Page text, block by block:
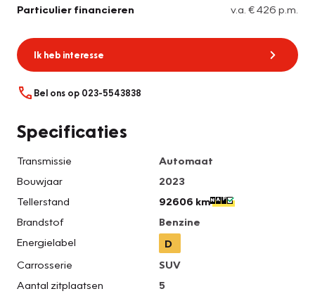
Particulier financieren v.a. € 426 p.m.
Ik heb interesse
Bel ons op 023-5543838
Specificaties
Transmissie
Automaat
Bouwjaar
2023
Tellerstand
92606 km
Brandstof
Benzine
Energielabel
D
Carrosserie
SUV
Aantal zitplaatsen
5